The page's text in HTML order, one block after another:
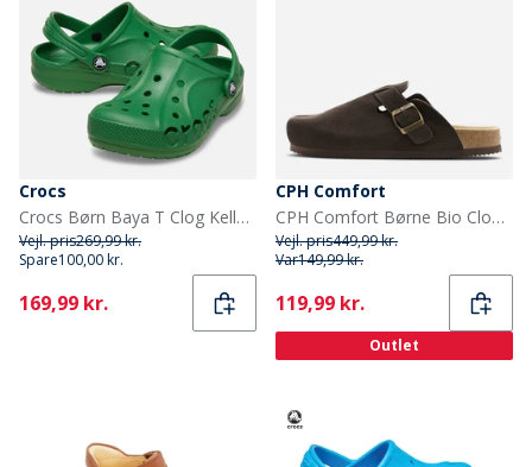
Crocs
Crocs Børn Baya T Clog Kelly Green
Vejl. pris269,99 kr.
Spare100,00 kr.
Current
169,99 kr.
CPH Comfort
CPH Comfort Børne Bio Clogs Ruskind Sandaler Dark Brown
Vejl. pris449,99 kr.
Var149,99 kr.
Current
119,99 kr.
Outlet